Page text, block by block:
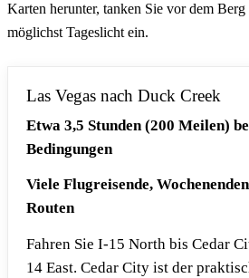
Karten herunter, tanken Sie vor dem
möglichst Tageslicht ein.
Las Vegas nach Duck Creek
Etwa 3,5 Stunden (200 Meilen)
Bedingungen
Viele Flugreisende,
Routen
Fahren Sie I-15 North bis Cedar
14 East. Cedar City ist der